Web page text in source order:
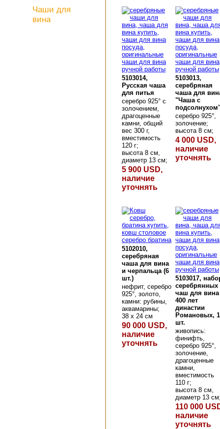
Чаши для
вина
5103014,
Русская чаша
для питья
серебро 925° с
золочением,
драгоценные
камни, общий
вес 300 г,
вместимость
120 г;
высота 8 см,
диаметр 13 см;
5 900 USD,
наличие
уточнять
5103013,
серебряная
чаша для
"Чаша с
серебро 925°,
золочение;
высота 8 см;
4 000 USD,
наличие
уточнять
5102010,
серебряная
чаша для вина
и черпальца (6
шт.)
нефрит, серебро
925°, золото,
камни: рубины,
аквамарины;
38 х 24 см
90 000 USD,
наличие
уточнять
5103017,
серебрянных
чаш для вина
400 лет
династии
Романовых,
шт.
живопись:
финифть,
серебро 925°,
золочение,
драгоценные
камни,
вместимость
110 г;
высота 8 см,
диаметр 13
110 000
наличие
уточнять